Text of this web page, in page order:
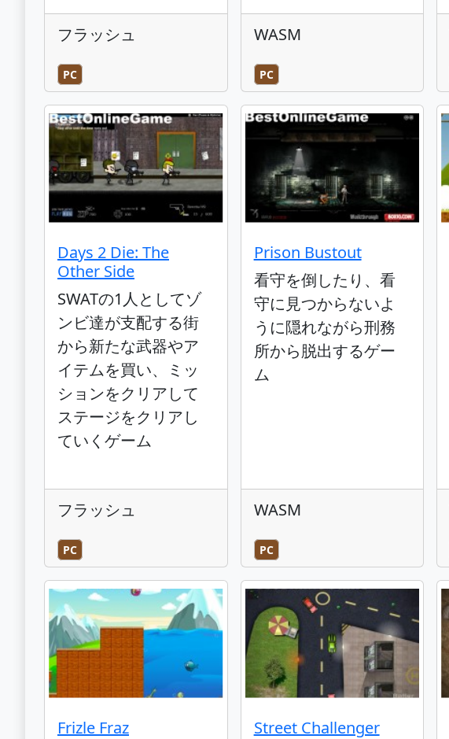
フラッシュ
PC
WASM
PC
Days 2 Die: The
Other Side
SWATの1人としてゾ
ンビ達が支配する街
から新たな武器やア
イテムを買い、ミッ
ションをクリアして
ステージをクリアし
ていくゲーム
フラッシュ
PC
Prison Bustout
看守を倒したり、看
守に見つからないよ
うに隠れながら刑務
所から脱出するゲー
ム
WASM
PC
Frizle Fraz
Street Challenger